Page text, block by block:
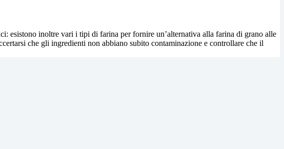
esistono inoltre vari i tipi di farina per fornire un’alternativa alla farina di grano alle
che gli ingredienti non abbiano subito contaminazione e controllare che il